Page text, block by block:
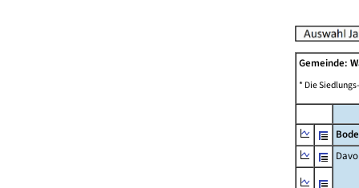
Gemeinde:
* Die